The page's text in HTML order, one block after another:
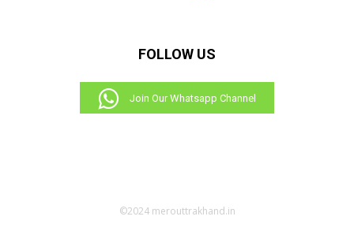
FOLLOW US
Join Our Whatsapp Channel
©2024 merouttrakhand.in